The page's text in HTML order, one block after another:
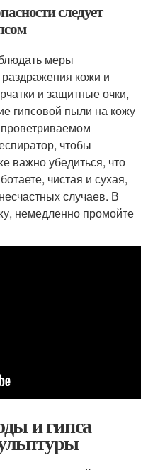
следует
меры
кожи и
и защитные очки,
гипсовой пыли на кожу
чтобы
важно убедиться, что
чистая и сухая,
случаев. В
немедленно промойте
и гипса